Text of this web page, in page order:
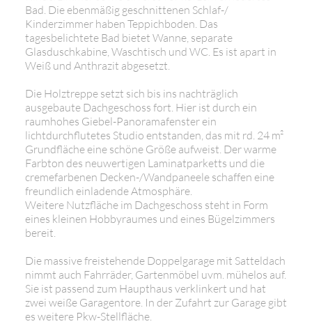
Bad. Die ebenmäßig geschnittenen Schlaf-/
Kinderzimmer haben Teppichboden. Das
tagesbelichtete Bad bietet Wanne, separate
Glasduschkabine, Waschtisch und WC. Es ist apart in
Weiß und Anthrazit abgesetzt.
Die Holztreppe setzt sich bis ins nachträglich
ausgebaute Dachgeschoss fort. Hier ist durch ein
raumhohes Giebel-Panoramafenster ein
lichtdurchflutetes Studio entstanden, das mit rd. 24 m²
Grundfläche eine schöne Größe aufweist. Der warme
Farbton des neuwertigen Laminatparketts und die
cremefarbenen Decken-/Wandpaneele schaffen eine
freundlich einladende Atmosphäre.
Weitere Nutzfläche im Dachgeschoss steht in Form
eines kleinen Hobbyraumes und eines Bügelzimmers
bereit.
Die massive freistehende Doppelgarage mit Satteldach
nimmt auch Fahrräder, Gartenmöbel uvm. mühelos auf.
Sie ist passend zum Haupthaus verklinkert und hat
zwei weiße Garagentore. In der Zufahrt zur Garage gibt
es weitere Pkw-Stellfläche.